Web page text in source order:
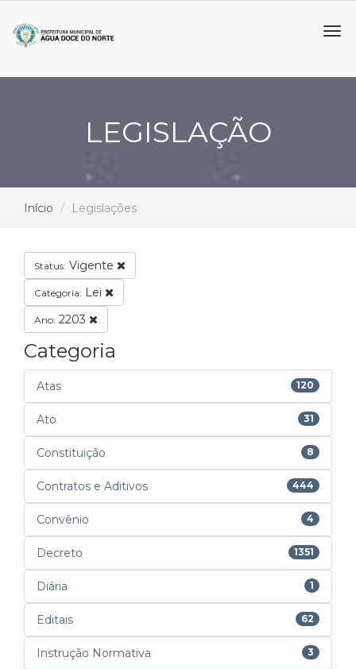
LEGISLAÇÃO
Início Legislações
Status: Vigente
Categoria: Lei
Ano: 2203
Categoria
Atas 120
Ato 31
Constituição 8
Contratos e Aditivos 444
Convênio 4
Decreto 1351
Diária 1
Editais 62
Instrução Normativa 3